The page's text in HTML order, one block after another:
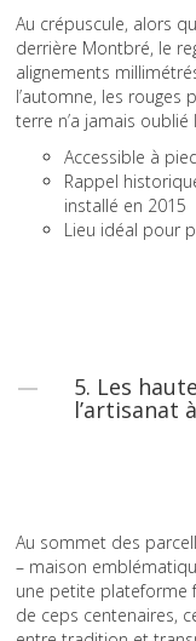
Au crépuscule, alors
derrière Montbré, le
alignements
l’automne, les
terre n’a jamais
Accessible à
Rappel
installé en 2015
Lieu idéal pour
5. Les
l’artisanat
Au sommet des
– maison
une petite plateforme
de ceps centenaires,